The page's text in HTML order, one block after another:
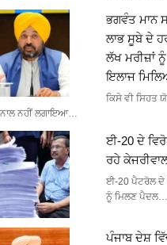
ਭਗਵੰਤ ਮਾਨ
ਲਾਭ ਸੂਬੇ ਦੇ
ਲੱਖ ਮਰੀਜ਼ਾਂ
ਇਲਾਜ
ਕਿਸੇ ਵੀ ਸਿਹਤ
ਨਾਲ ਨਹੀਂ ਲਗਾਇਆ…
ਈ-20 ਦੇ
ਰਹੇ
ਈ-20 ਪੈਟਰੋਲ ਦੇ
ਨੂੰ ਮਿਲਣ ਪੈਦਲ…
ਪੰਜਾਬ ਦੇਸ਼